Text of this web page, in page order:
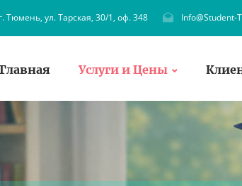
г. Тюмень, ул. Тарская, 30/1, оф. 348 Info@Student-
Главная Услуги и Цены